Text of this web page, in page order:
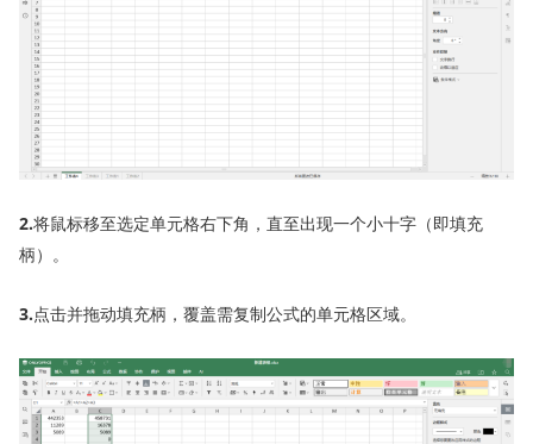
2.将鼠标移至选定单元格右下角，直至出现一个小十字（即填充
柄）。
3.点击并拖动填充柄，覆盖需复制公式的单元格区域。